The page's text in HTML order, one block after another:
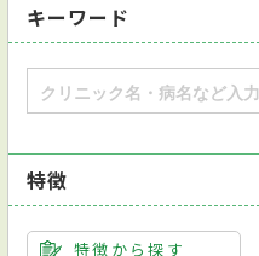
キーワード
特徴
特徴から探す